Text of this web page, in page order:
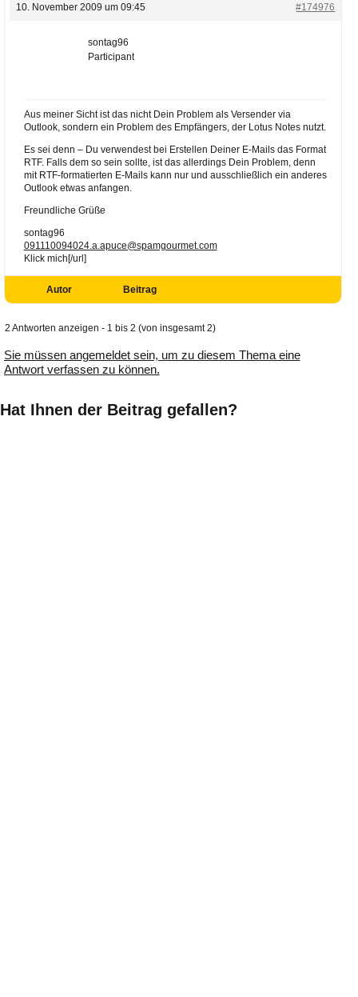
10. November 2009 um 09:45 #174976
sontag96
Participant
Aus meiner Sicht ist das nicht Dein Problem als Versender via
Outlook, sondern ein Problem des Empfängers, der Lotus Notes nutzt.
Es sei denn – Du verwendest bei Erstellen Deiner E-Mails das Format
RTF. Falls dem so sein sollte, ist das allerdings Dein Problem, denn
mit RTF-formatierten E-Mails kann nur und ausschließlich ein anderes
Outlook etwas anfangen.
Freundliche Grüße
sontag96
091110094024.a.apuce@spamgourmet.com
Klick mich[/url]
Autor Beitrag
2 Antworten anzeigen - 1 bis 2 (von insgesamt 2)
Sie müssen angemeldet sein, um zu diesem Thema eine
Antwort verfassen zu können.
Hat Ihnen der Beitrag gefallen?